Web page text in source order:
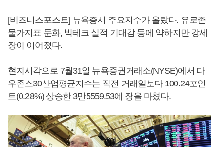
[비즈니스포스트] 뉴욕증시 주요지수가 올랐다. 유로존
물가지표 둔화, 빅테크 실적 기대감 등에 약하지만 강세
장이 이어졌다.
현지시각으로 7월31일 뉴욕증권거래소(NYSE)에서 다
우존스30산업평균지수는 직전 거래일보다 100.24포인
트(0.28%) 상승한 3만5559.53에 장을 마쳤다.